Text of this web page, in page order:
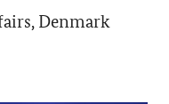
Denmark